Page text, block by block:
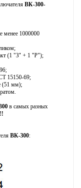
ВК-300-
менее 1000000
;
(1 "З" + 1 "Р");
15150-69;
(51 мм);
в самых разных
ВК-300: